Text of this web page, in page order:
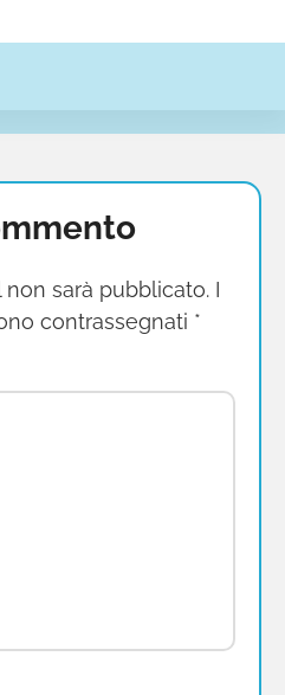
sarà pubblicato. I
contrassegnati *